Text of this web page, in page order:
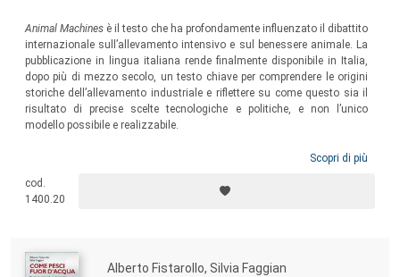
Animal Machines è il testo che ha profondamente influenzato il dibattito
internazionale sull’allevamento intensivo e sul benessere animale. La
pubblicazione in lingua italiana rende finalmente disponibile in Italia,
dopo più di mezzo secolo, un testo chiave per comprendere le origini
storiche dell’allevamento industriale e riflettere su come questo sia il
risultato di precise scelte tecnologiche e politiche, e non l’unico
modello possibile e realizzabile.
Scopri di più
cod.
1400.20
Alberto Fistarollo, Silvia Faggian